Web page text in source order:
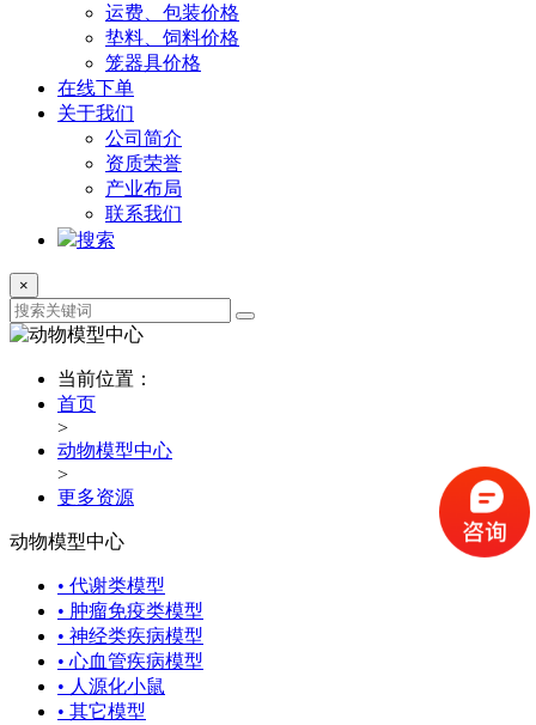
运费、包装价格
垫料、饲料价格
笼器具价格
在线下单
关于我们
公司简介
资质荣誉
产业布局
联系我们
搜索
×
当前位置：
首页
>
动物模型中心
>
更多资源
动物模型中心
• 代谢类模型
• 肿瘤免疫类模型
• 神经类疾病模型
• 心血管疾病模型
• 人源化小鼠
• 其它模型